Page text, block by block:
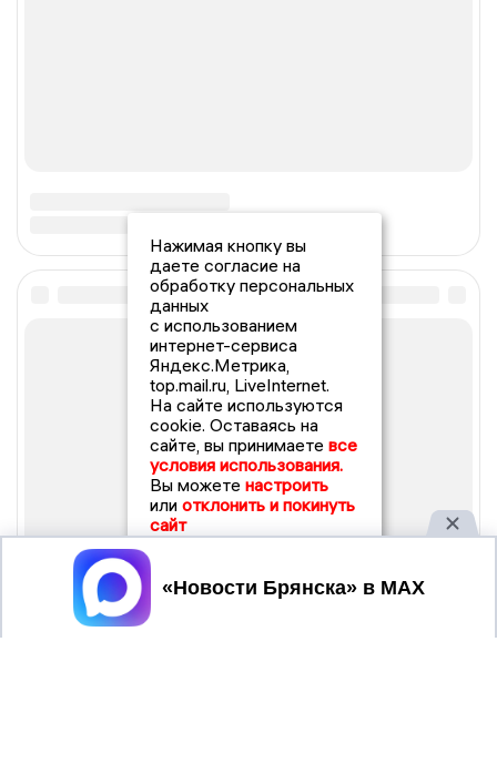
Нажимая кнопку вы
даете согласие на
обработку персональных
данных
с использованием
интернет-сервиса
Яндекс.Метрика,
top.mail.ru, LiveInternet.
На сайте используются
cookie. Оставаясь на
сайте, вы принимаете все
условия использования.
Вы можете настроить
или отклонить и покинуть
сайт
Принять